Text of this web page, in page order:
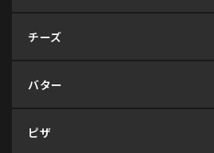
チーズ
バター
ピザ